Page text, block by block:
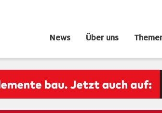
News Über uns